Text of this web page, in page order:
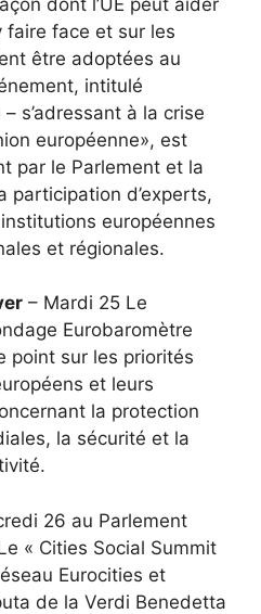
faire face et sur les
être adoptées au
intitulé
s’adressant à la crise
européenne», est
par le Parlement et la
participation d’experts,
européennes
et régionales.
– Mardi 25 Le
Eurobaromètre
point sur les priorités
et leurs
la protection
la sécurité et la
26 au Parlement
« Cities Social Summit
Eurocities et
de la Verdi Benedetta